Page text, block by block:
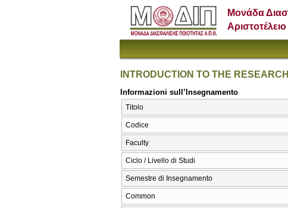
Μονάδα
INTRODUCTION TO THE
Informazioni sull’Insegnamento
Titolo
Codice
Faculty
Ciclo / Livello di Studi
Semestre di Insegnamento
Common